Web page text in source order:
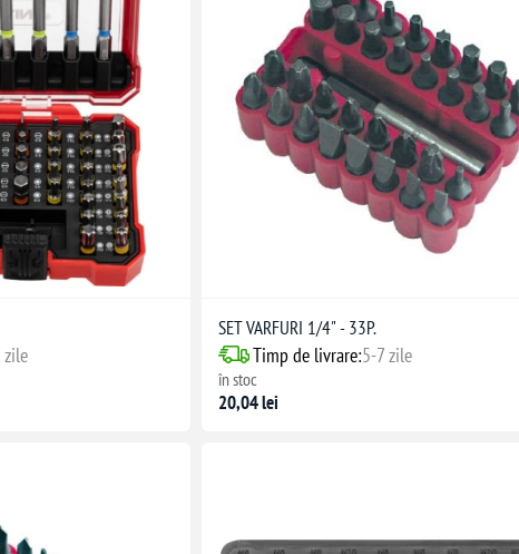
SET VARFURI 1/4" - 33P.
Timp de livrare:5-7 zile
în stoc
20,04 lei